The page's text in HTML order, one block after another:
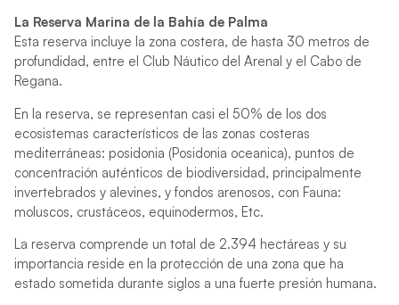
La Reserva Marina de la Bahía de Palma
Esta reserva incluye la zona costera, de hasta 30 metros de
profundidad, entre el Club Náutico del Arenal y el Cabo de
Regana.
En la reserva, se representan casi el 50% de los dos
ecosistemas característicos de las zonas costeras
mediterráneas: posidonia (Posidonia oceanica), puntos de
concentración auténticos de biodiversidad, principalmente
invertebrados y alevines, y fondos arenosos, con Fauna:
moluscos, crustáceos, equinodermos, Etc.
La reserva comprende un total de 2.394 hectáreas y su
importancia reside en la protección de una zona que ha
estado sometida durante siglos a una fuerte presión humana.